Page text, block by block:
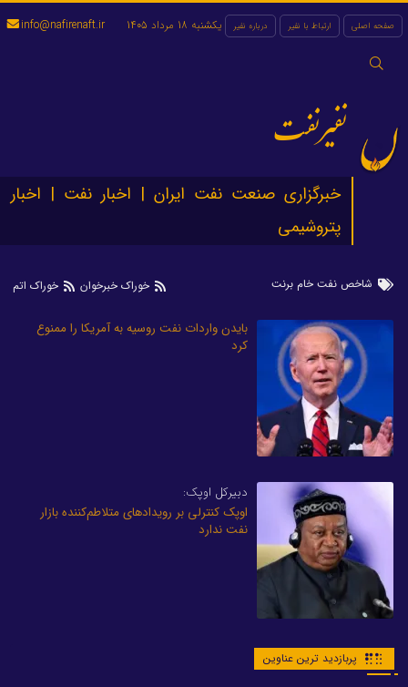
صفحه اصلی ارتباط با نفیر درباره نفیر
جستجو
یکشنبه 18 مرداد 1405 info@nafirenaft.ir
نفیرنفت
خبرگزاری صنعت نفت ایران | اخبار نفت | اخبار
پتروشیمی
شاخص نفت خام برنت خوراک خبرخوان خوراک اتم
بایدن واردات نفت روسیه به آمریکا را ممنوع
کرد
دبیرکل اوپک:
اوپک کنترلی بر رویدادهای متلاطم‌کننده بازار
نفت ندارد
پربازدید ترین عناوین